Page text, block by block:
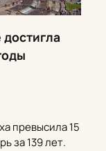
превысила 15
за 139 лет.